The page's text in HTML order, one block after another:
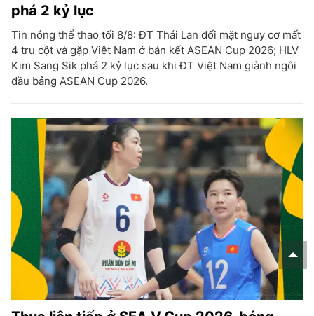
phá 2 kỷ lục
Tin nóng thể thao tối 8/8: ĐT Thái Lan đối mặt nguy cơ mất
4 trụ cột và gặp Việt Nam ở bán kết ASEAN Cup 2026; HLV
Kim Sang Sik phá 2 kỷ lục sau khi ĐT Việt Nam giành ngôi
đầu bảng ASEAN Cup 2026.